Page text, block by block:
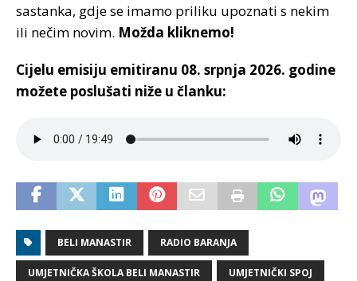
sastanka, gdje se imamo priliku upoznati s nekim
ili nečim novim. Možda kliknemo!
Cijelu emisiju emitiranu 08. srpnja 2026. godine
možete poslušati niže u članku:
BELI MANASTIR RADIO BARANJA
UMJETNIČKA ŠKOLA BELI MANASTIR UMJETNIČKI SPOJ